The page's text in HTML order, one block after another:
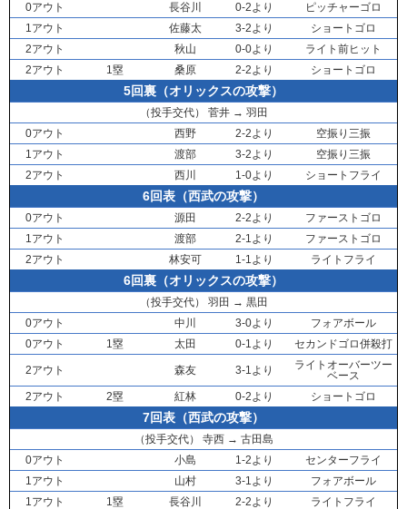
0アウト 長谷川 0-2より
ピッチャーゴロ
1アウト
佐藤太 3-2より
ショートゴロ
2アウト
秋山 0-0より
ライト前ヒット
2アウト
1塁 桑原 2-2より ショートゴロ
5回裏（オリックスの攻撃）
（投手交代） 菅井→ 羽田
0アウト
西野 2-2より
空振り三振
1アウト
渡部 3-2より
空振り三振
2アウト
西川 1-0より ショートフライ
6回表（西武の攻撃）
0アウト 源田 2-2より
ファーストゴロ
1アウト
渡部 2-1より
ファーストゴロ
2アウト
林安可 1-1より ライトフライ
6回裏（オリックスの攻撃）
（投手交代） 羽田 → 黒田
0アウト
中川 3-0より
フォアボール
0アウト
1塁 太田 0-1より セカンドゴロ併殺打
2アウト 森友 3-1より
ライトオーバーツー
ベース
2アウト
2塁 紅林 0-2より ショートゴロ
7回表（西武の攻撃）
（投手交代） 寺西→ 古田島
0アウト
小島 1-2より
センターフライ
1アウト
山村 3-1より
フォアボール
1アウト
1塁 長谷川 2-2より
ライトフライ